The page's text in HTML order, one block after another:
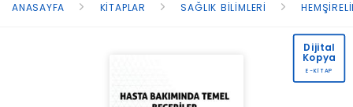
ANASAYFA KITAPLAR SAĞLIK BILIMLERI
Dijital
Kopya
E-KİTAP